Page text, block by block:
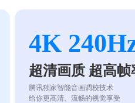
4K
超清画质 超高
腾讯独家智能音画调校技术
给你更高清、流畅的视觉享受